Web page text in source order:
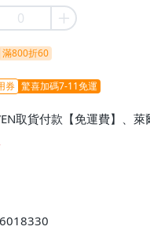
滿800折60
券 驚喜加碼7-11免運
取貨付款【免運費】、萊
免運費】